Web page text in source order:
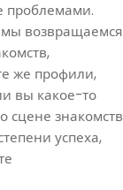
проблемами.
мы возвращаемся
же профили,
вы какое-то
сцене знакомств
успеха,